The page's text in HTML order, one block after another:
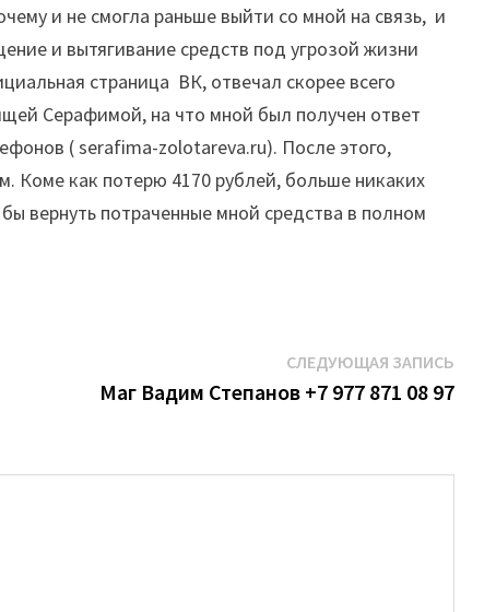
и не смогла раньше выйти со мной на связь, и
и вытягивание средств под угрозой жизни
страница ВК, отвечал скорее всего
Серафимой, на что мной был получен ответ
( serafima-zolotareva.ru). После этого,
Коме как потерю 4170 рублей, больше никаких
вернуть потраченные мной средства в полном
СЛЕДУЮЩАЯ ЗАПИСЬ
Маг Вадим Степанов +7 977 871 08 97